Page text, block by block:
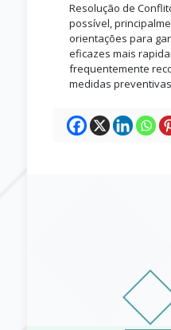
Resolução de
possível,
orientações para
eficazes mais
frequentemente
medidas